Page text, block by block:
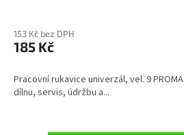
153 Kč bez DPH
185 Kč
Pracovní rukavice univerzál, vel. 9
dílnu, servis, údržbu a...